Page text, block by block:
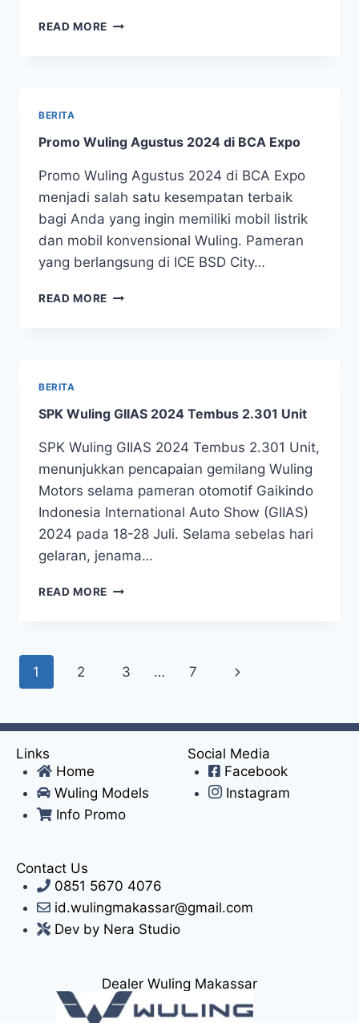
READ MORE
BERITA
Promo Wuling Agustus 2024 di BCA Expo
Promo Wuling Agustus 2024 di BCA Expo
menjadi salah satu kesempatan terbaik
bagi Anda yang ingin memiliki mobil listrik
dan mobil konvensional Wuling. Pameran
yang berlangsung di ICE BSD City…
READ MORE
BERITA
SPK Wuling GIIAS 2024 Tembus 2.301 Unit
SPK Wuling GIIAS 2024 Tembus 2.301 Unit,
menunjukkan pencapaian gemilang Wuling
Motors selama pameran otomotif Gaikindo
Indonesia International Auto Show (GIIAS)
2024 pada 18-28 Juli. Selama sebelas hari
gelaran, jenama…
READ MORE
1 2 3 … 7
Links
Home
Wuling Models
Info Promo
Social Media
Facebook
Instagram
Contact Us
0851 5670 4076
id.wulingmakassar@gmail.com
Dev by Nera Studio
Dealer Wuling Makassar